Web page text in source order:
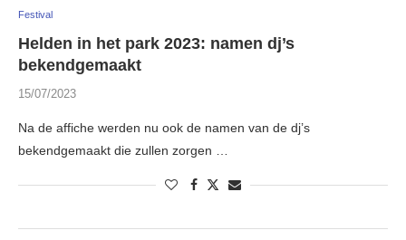
Festival
Helden in het park 2023: namen dj’s
bekendgemaakt
15/07/2023
Na de affiche werden nu ook de namen van de dj’s
bekendgemaakt die zullen zorgen …